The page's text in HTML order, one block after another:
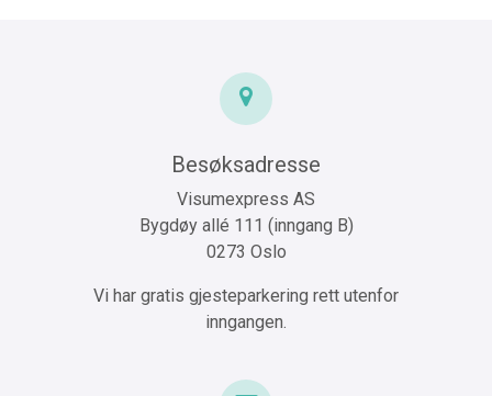
Besøksadresse
Visumexpress AS
Bygdøy allé 111 (inngang B)
0273 Oslo
Vi har gratis gjesteparkering rett utenfor
inngangen.